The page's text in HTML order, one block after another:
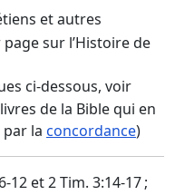
et autres
sur l’Histoire de
ci-dessous, voir
de la Bible qui en
la concordance)
12 et 2 Tim. 3:14-17 ;